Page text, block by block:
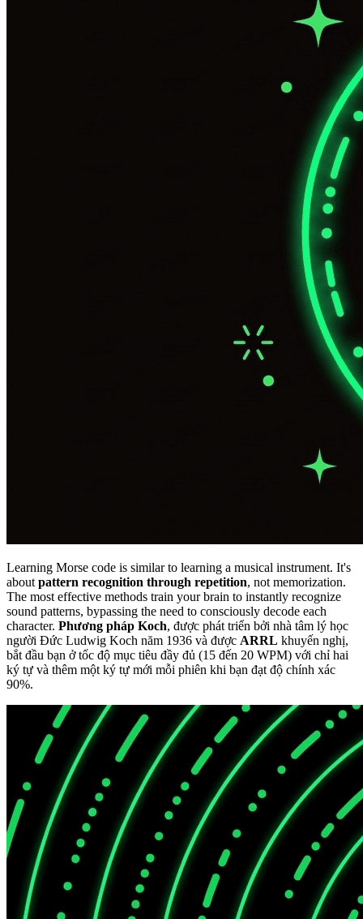
Learning Morse code is similar to learning a musical instrument. It's
about pattern recognition through repetition, not memorization.
The most effective methods train your brain to instantly recognize
sound patterns, bypassing the need to consciously decode each
character. Phương pháp Koch, được phát triển bởi nhà tâm lý học
người Đức Ludwig Koch năm 1936 và được ARRL khuyến nghị,
bắt đầu bạn ở tốc độ mục tiêu đầy đủ (15 đến 20 WPM) với chỉ hai
ký tự và thêm một ký tự mới mỗi phiên khi bạn đạt độ chính xác
90%.